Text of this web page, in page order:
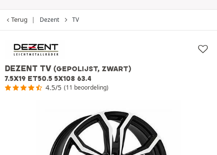
Terug Dezent TV
DEZENT TV (GEPOLIJST, ZWART)
7.5X19 ET50.5 5X108 63.4
4.5/5 (11 beoordeling)